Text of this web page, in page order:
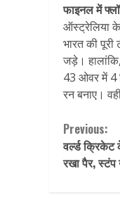
फाइनल में
ऑस्ट्रेलिया
भारत की
जड़े।
43 ओवर में 4
रन बनाए।
Previous:
वर्ल्ड
रखा पैर,